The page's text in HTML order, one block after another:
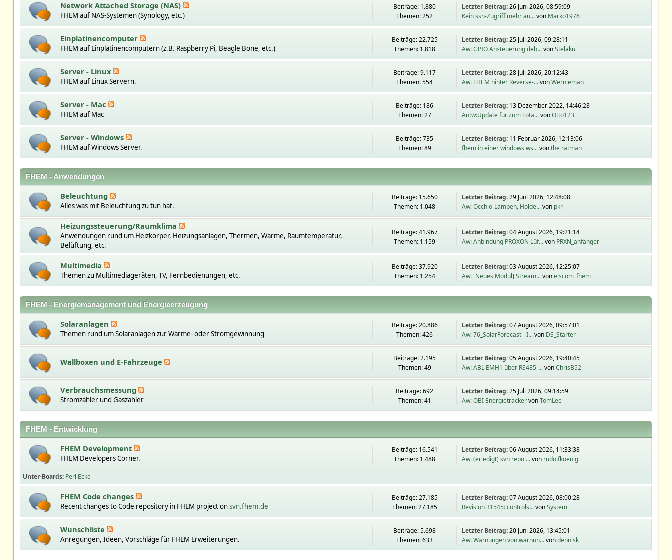
Network Attached Storage (NAS)
FHEM auf NAS-Systemen (Synology, etc.)
Beiträge: 1.880
Themen: 252
Letzter Beitrag:26 Juni 2026, 08:59:09
Kein ssh-Zugriff mehr au...von Marko1976
Einplatinencomputer
FHEM auf Einplatinencomputern (z.B. Raspberry Pi, Beagle Bone, etc.)
Beiträge: 22.725
Themen: 1.818
Letzter Beitrag:25 Juli 2026, 09:28:11
Aw: GPIO Ansteuerung deb...vonStelaku
Server - Linux
FHEM auf Linux Servern.
Beiträge: 9.117
Themen: 554
Letzter Beitrag:28 Juli 2026, 20:12:43
Aw: FHEM hinter Reverse-...vonWernieman
Server - Mac
FHEM auf Mac
Beiträge: 186
Themen: 27
Letzter Beitrag: 13 Dezember 2022, 14:46:28
Antw:Update für zum Tota...vonOtto123
Server - Windows
FHEM auf Windows Server.
Beiträge: 735
Themen: 89
Letzter Beitrag: 11 Februar 2026, 12:13:06
fhem in einer windows ws...vonthe ratman
FHEM - Anwendungen
Beleuchtung
Alles was mit Beleuchtung zu tun hat.
Beiträge: 15.650
Themen: 1.048
Letzter Beitrag:29 Juni 2026, 12:48:08
Aw: Occhio-Lampen, Holde...von pkr
Heizungssteuerung/Raumklima
Anwendungen rund um Heizkörper, Heizungsanlagen, Thermen, Wärme, Raumtemperatur,
Belüftung, etc.
Beiträge: 41.967
Themen: 1.159
Letzter Beitrag:04 August 2026, 19:21:14
Aw: Anbindung PROXON Lüf...von PRXN_anfänger
Multimedia
Themen zu Multimediageräten, TV, Fernbedienungen, etc.
Beiträge: 37.920
Themen: 1.254
Letzter Beitrag:03 August 2026, 12:25:07
Aw: [Neues Modul] Stream...vonelscom_fhem
FHEM - Energiemanagement und Energieerzeugung
Solaranlagen
Themen rund um Solaranlagen zur Wärme- oder Stromgewinnung
Beiträge: 20.886
Themen: 426
Letzter Beitrag:07 August 2026, 09:57:01
Aw: 76_SolarForecast - I...von DS_Starter
Wallboxen und E-Fahrzeuge
Beiträge: 2.195
Themen: 49
Letzter Beitrag:05 August 2026, 19:40:45
Aw: ABL EMH1 über RS485-...vonChrisB52
Verbrauchsmessung
Stromzähler und Gaszähler
Beiträge: 692
Themen: 41
Letzter Beitrag:25 Juli 2026, 09:14:59
Aw: OBI EnergietrackervonTomLee
FHEM - Entwicklung
FHEM Development
FHEM Developers Corner.
Beiträge: 16.541
Themen: 1.488
Letzter Beitrag:06 August 2026, 11:33:38
Aw: (erledigt) svn repo ...von rudolfkoenig
Unter-Boards Perl Ecke
FHEM Code changes
Recent changes to Code repository in FHEM project onsvn.fhem.de
Beiträge: 27.185
Themen: 27.185
Letzter Beitrag:07 August 2026, 08:00:28
Revision 31545: controls...vonSystem
Wunschliste
Anregungen, Ideen, Vorschläge für FHEM Erweiterungen.
Beiträge: 5.698
Themen: 633
Letzter Beitrag:20 Juni 2026, 13:45:01
Aw: Warnungen von warnun...vondennisk